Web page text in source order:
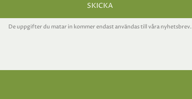
SKICKA
De uppgifter du matar in kommer endast användas till våra nyhetsbrev.